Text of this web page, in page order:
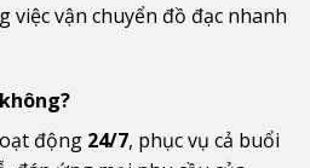
vận chuyển đồ đạc nhanh
động 24/7, phục vụ cả buổi